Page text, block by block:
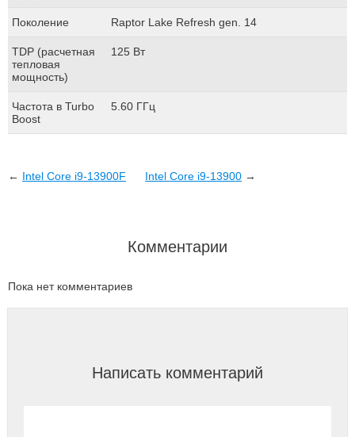
Поколение Raptor Lake Refresh gen. 14
TDP (расчетная
тепловая
мощность)
125 Вт
Частота в Turbo
Boost
5.60 ГГц
← Intel Сore i9-13900F Intel Сore i9-13900 →
Комментарии
Пока нет комментариев
Написать комментарий